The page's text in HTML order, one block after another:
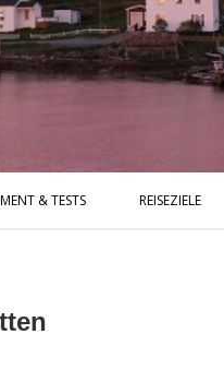
& TESTS REISEZIELE